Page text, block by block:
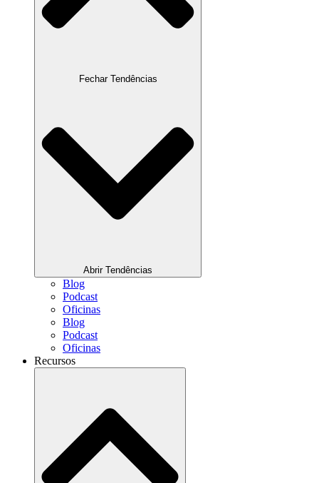
Fechar Tendências
Abrir Tendências
Blog
Podcast
Oficinas
Blog
Podcast
Oficinas
Recursos